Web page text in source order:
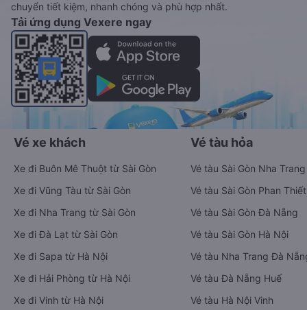
chuyển tiết kiệm, nhanh chóng và phù hợp nhất.
Tải ứng dụng Vexere ngay
Vé xe khách
Xe đi Buôn Mê Thuột từ Sài Gòn
Xe đi Vũng Tàu từ Sài Gòn
Xe đi Nha Trang từ Sài Gòn
Xe đi Đà Lạt từ Sài Gòn
Xe đi Sapa từ Hà Nội
Xe đi Hải Phòng từ Hà Nội
Xe đi Vinh từ Hà Nội
Vé tàu hỏa
Vé tàu Sài Gòn Nha Trang
Vé tàu Sài Gòn Phan Thiết
Vé tàu Sài Gòn Đà Nẵng
Vé tàu Sài Gòn Hà Nội
Vé tàu Nha Trang Đà
Vé tàu Đà Nẵng Huế
Vé tàu Hà Nội Vinh